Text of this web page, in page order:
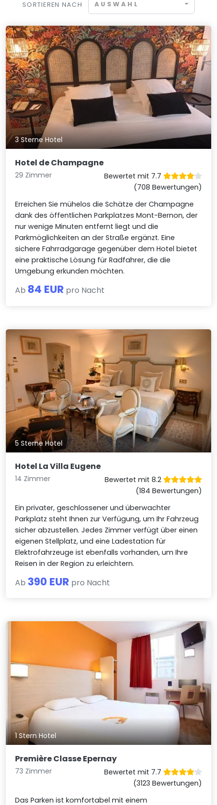
SORTIEREN NACH AUSWAHL
3 Sterne Hotel
Hotel de Champagne
29 Zimmer
Bewertet mit 7.7
(708 Bewertungen)
Erreichen Sie mühelos die Schätze der Champagne
dank des öffentlichen Parkplatzes Mont-Bernon, der
nur wenige Minuten entfernt liegt und die
Parkmöglichkeiten an der Straße ergänzt. Eine
sichere Fahrradgarage gegenüber dem Hotel bietet
eine praktische Lösung für Radfahrer, die die
Umgebung erkunden möchten.
Ab 84 EUR pro Nacht
5 Sterne Hotel
Hotel La Villa Eugene
14 Zimmer
Bewertet mit 8.2
(184 Bewertungen)
Ein privater, geschlossener und überwachter
Parkplatz steht Ihnen zur Verfügung, um Ihr Fahrzeug
sicher abzustellen. Jedes Zimmer verfügt über einen
eigenen Stellplatz, und eine Ladestation für
Elektrofahrzeuge ist ebenfalls vorhanden, um Ihre
Reisen in der Region zu erleichtern.
Ab 390 EUR pro Nacht
1 Stern Hotel
Première Classe Epernay
73 Zimmer
Bewertet mit 7.7
(3123 Bewertungen)
Das Parken ist komfortabel mit einem